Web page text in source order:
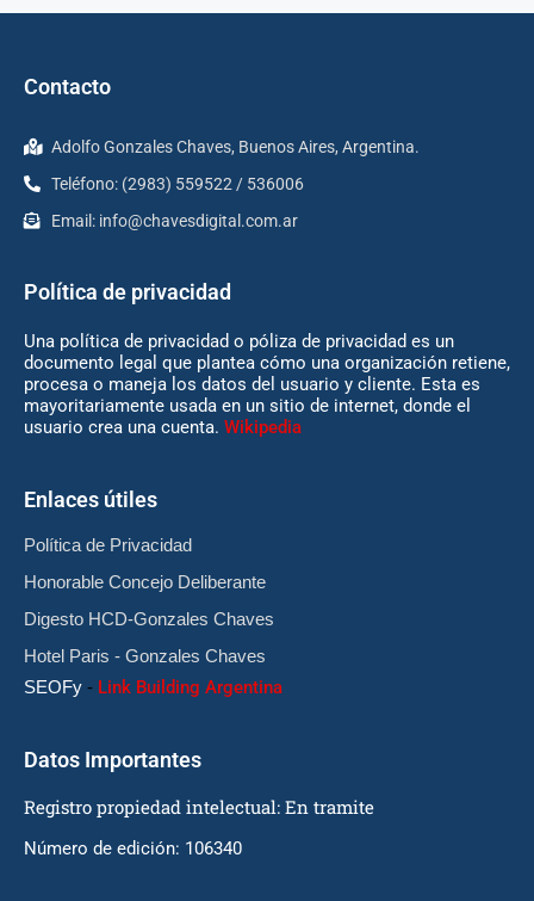
Contacto
Adolfo Gonzales Chaves, Buenos Aires, Argentina.
Teléfono: (2983) 559522 / 536006
Email: info@chavesdigital.com.ar
Política de privacidad
Una política de privacidad o póliza de privacidad es un
documento legal que plantea cómo una organización retiene,
procesa o maneja los datos del usuario y cliente. Esta es
mayoritariamente usada en un sitio de internet, donde el
usuario crea una cuenta. Wikipedia
Enlaces útiles
Política de Privacidad
Honorable Concejo Deliberante
Digesto HCD-Gonzales Chaves
Hotel Paris - Gonzales Chaves
SEOFy - Link Building Argentina
Datos Importantes
Registro propiedad intelectual: En tramite
Número de edición: 106340